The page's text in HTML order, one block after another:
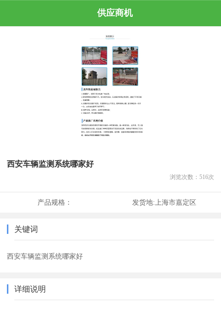
供应商机
西安车辆监测系统哪家好
浏览次数： 516次
产品规格： 发货地:上海市嘉定区
关键词
西安车辆监测系统哪家好
详细说明